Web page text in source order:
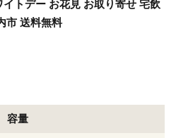
トデー お花見 お取り寄せ 宅飲
市 送料無料
容量